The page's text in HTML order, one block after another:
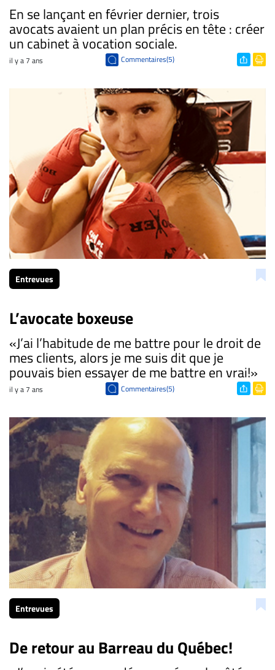
En se lançant en février dernier, trois
avocats avaient un plan précis en tête : créer
un cabinet à vocation sociale.
il y a 7 ans Commentaires(5)
Entrevues
L’avocate boxeuse
«J’ai l’habitude de me battre pour le droit de
mes clients, alors je me suis dit que je
pouvais bien essayer de me battre en vrai!»
il y a 7 ans Commentaires(5)
Entrevues
De retour au Barreau du Québec!